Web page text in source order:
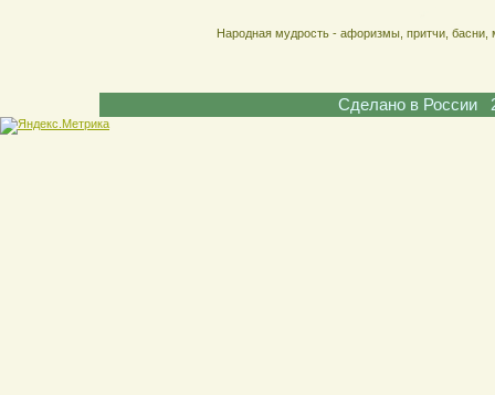
Народная мудрость - афоризмы, притчи,
Сделано в России